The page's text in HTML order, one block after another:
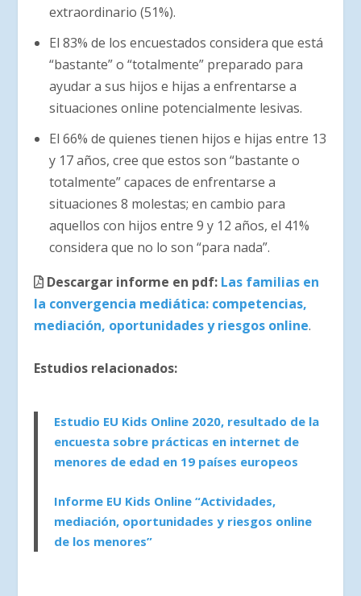
extraordinario (51%).
El 83% de los encuestados considera que está
“bastante” o “totalmente” preparado para
ayudar a sus hijos e hijas a enfrentarse a
situaciones online potencialmente lesivas.
El 66% de quienes tienen hijos e hijas entre 13
y 17 años, cree que estos son “bastante o
totalmente” capaces de enfrentarse a
situaciones 8 molestas; en cambio para
aquellos con hijos entre 9 y 12 años, el 41%
considera que no lo son “para nada”.
Descargar informe en pdf: Las familias en
la convergencia mediática: competencias,
mediación, oportunidades y riesgos online.
Estudios relacionados:
Estudio EU Kids Online 2020, resultado de la
encuesta sobre prácticas en internet de
menores de edad en 19 países europeos
Informe EU Kids Online “Actividades,
mediación, oportunidades y riesgos online
de los menores”